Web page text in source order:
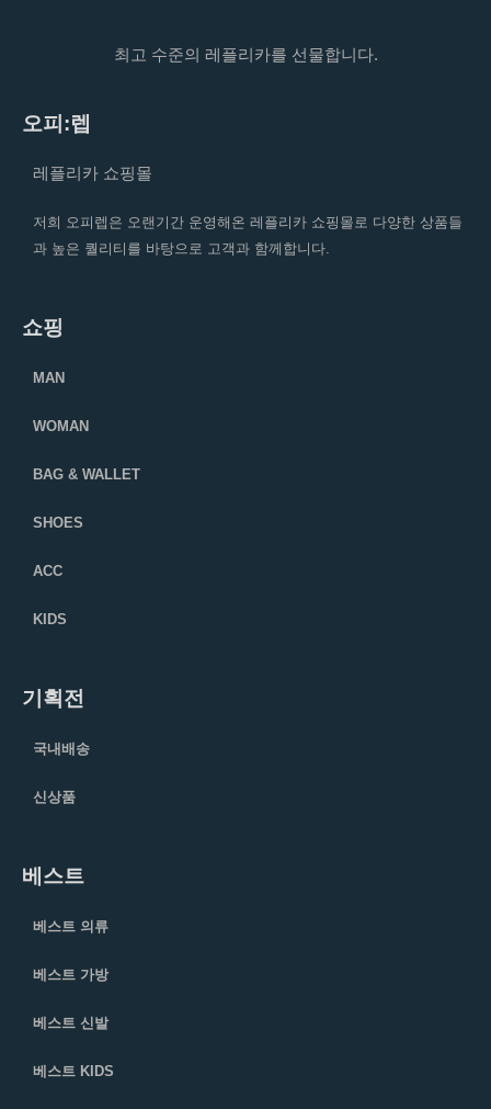
최고 수준의 레플리카를 선물합니다.
오피:렙
레플리카 쇼핑몰
저희 오피렙은 오랜기간 운영해온 레플리카 쇼핑몰로 다양한 상품들
과 높은 퀄리티를 바탕으로 고객과 함께합니다.
쇼핑
MAN
WOMAN
BAG & WALLET
SHOES
ACC
KIDS
기획전
국내배송
신상품
베스트
베스트 의류
베스트 가방
베스트 신발
베스트 KIDS